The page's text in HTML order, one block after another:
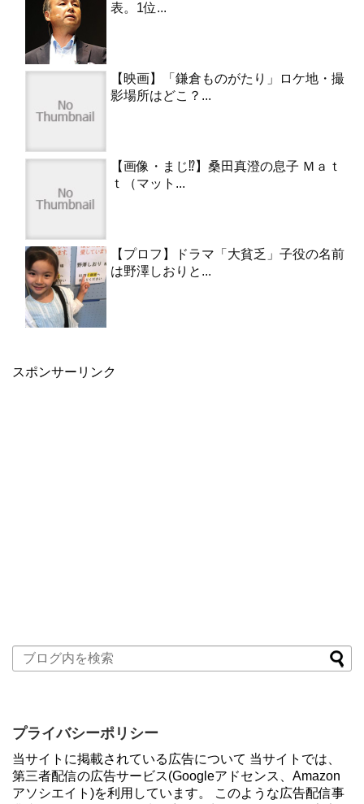
表。1位...
【映画】「鎌倉ものがたり」ロケ地・撮
影場所はどこ？...
【画像・まじ⁉︎】桑田真澄の息子 Ｍａｔ
ｔ（マット...
【プロフ】ドラマ「大貧乏」子役の名前
は野澤しおりと...
スポンサーリンク
プライバシーポリシー
当サイトに掲載されている広告について 当サイトでは、
第三者配信の広告サービス(Googleアドセンス、Amazon
アソシエイト)を利用しています。 このような広告配信事